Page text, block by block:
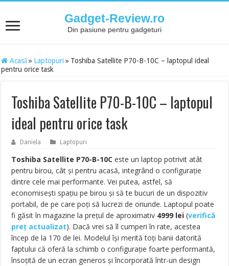
Gadget-Review.ro
Din pasiune pentru gadgeturi
Acasă » Laptopuri » Toshiba Satellite P70-B-10C – laptopul ideal
pentru orice task
Toshiba Satellite P70-B-10C – laptopul
ideal pentru orice task
Daniela Laptopuri
Toshiba Satellite P70-B-10C este un laptop potrivit atât
pentru birou, cât și pentru acasă, integrând o configurație
dintre cele mai performante. Vei putea, astfel, să
economisești spațiu pe birou și să te bucuri de un dispozitiv
portabil, de pe care poți să lucrezi de oriunde. Laptopul poate
fi găsit în magazine la prețul de aproximativ 4999 lei (verifică
preț actualizat). Dacă vrei să îl cumperi în rate, acestea
încep de la 170 de lei. Modelul își merită toți banii datorită
faptului că oferă la schimb o configurație foarte performantă,
însoțită de un ecran generos și încorporată într-un design